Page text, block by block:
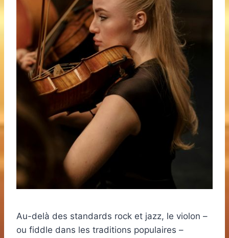
Au-delà des standards rock et jazz, le violon –
ou fiddle dans les traditions populaires –